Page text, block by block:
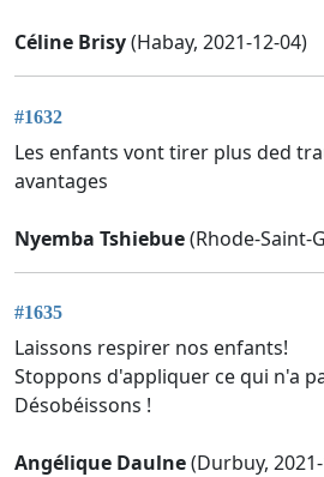
Céline Brisy(Habay, 2021-12-04)
#1632
Les enfants vont tirer plus ded
avantages
Nyemba Tshiebue(Rhode-Saint-
#1635
Laissons respirer nos enfants!
Stoppons d'appliquer ce qui n'a
Désobéissons !
Angélique Daulne(Durbuy,